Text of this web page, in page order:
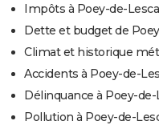
Impôts à Poey-de-
Dette et budget de
Climat et historique
Accidents à Poey-de-
Délinquance à Poey-de-
Pollution à Poey-de-